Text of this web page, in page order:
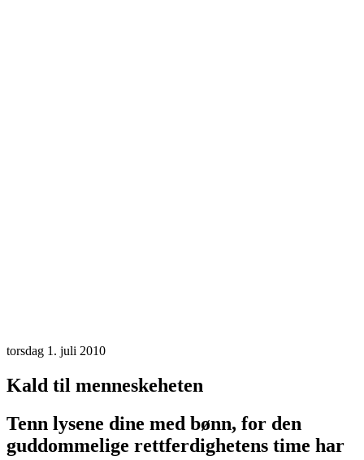
torsdag 1. juli 2010
Kald til menneskeheten
Tenn lysene dine med bønn, for den
guddommelige rettferdighetens time har